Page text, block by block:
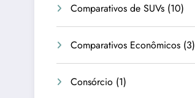
Comparativos de SUVs (10)
Comparativos Econômicos (3)
Consórcio (1)